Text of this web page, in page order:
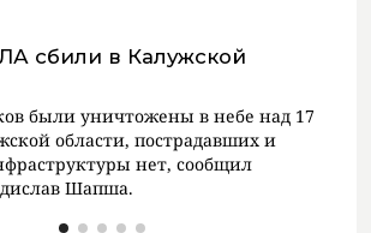
сбили в Калужской
были уничтожены в небе над 17
области, пострадавших и
нет, сообщил
Шапша.